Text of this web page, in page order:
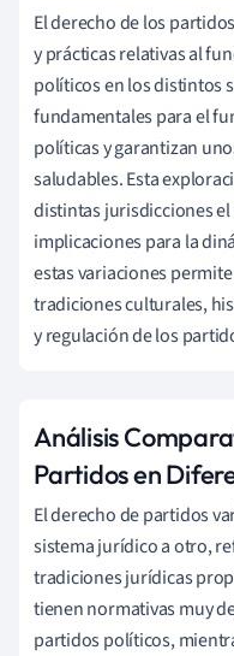
El derecho de los
y prácticas relativas al
políticos en los distintos
fundamentales para el
políticas y garantizan
saludables. Esta
distintas jurisdicciones
implicaciones para la
estas variaciones
tradiciones culturales,
y regulación de los
Análisis
Partidos en
El derecho de partidos
sistema jurídico a otro,
tradiciones jurídicas
tienen normativas muy
partidos políticos,